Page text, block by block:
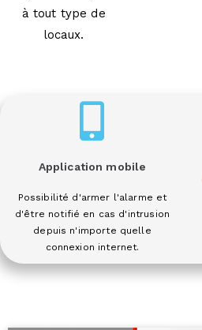
à tout type de
locaux.
Application mobile
Possibilité d'armer l'alarme et
d'être notifié en cas d'intrusion
depuis n'importe quelle
connexion internet.